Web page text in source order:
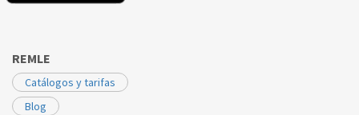
REMLE
Catálogos y tarifas
Blog